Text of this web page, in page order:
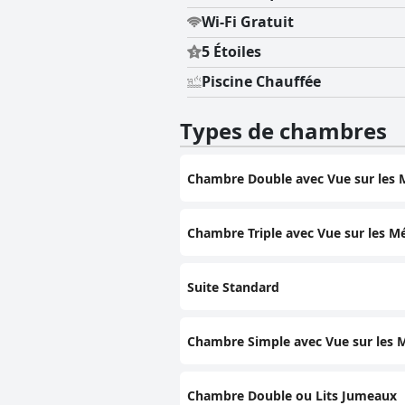
Wi-Fi Gratuit
5 Étoiles
Piscine Chauffée
Types de chambres
Chambre Double avec Vue sur les
Chambre Triple avec Vue sur les
Suite Standard
Chambre Simple avec Vue sur les
Chambre Double ou Lits Jumeaux